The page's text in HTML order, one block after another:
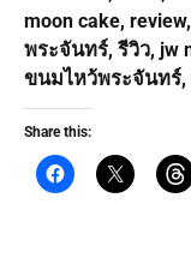
moon cake,
พระจันทร์, รีวิว, jw
ขนมไหว้พระจันทร์,
Share this: